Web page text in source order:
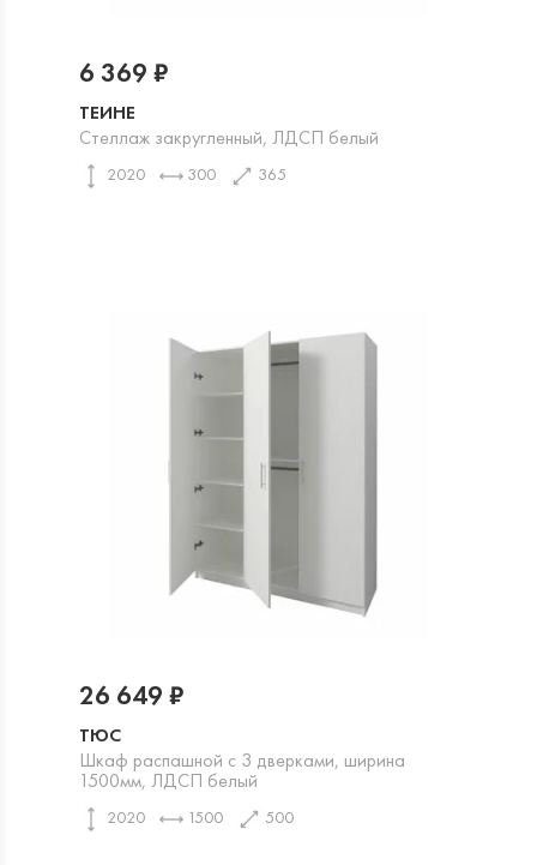
ТЕИНЕ
Стеллаж закругленный, ЛДСП белый
2020 300 365
6 369 ₽
ТЮС
Шкаф распашной с 3 дверками, ширина
1500мм, ЛДСП белый
2020 1500 500
26 649 ₽